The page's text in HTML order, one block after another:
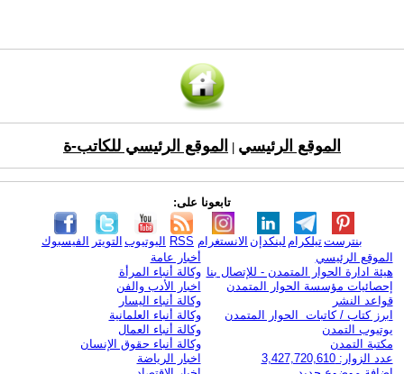
الموقع الرئيسي الموقع الرئيسي للكاتب-ة
تابعونا على:
الفيسبوك التويتر اليوتيوب RSS الانستغرام لينكدإن تيلكرامبنترست
الموقع الرئيسي
هيئة ادارة الحوار المتمدن - للإتصال بنا
إحصائيات مؤسسة الحوار المتمدن
قواعد النشر
ابرز كتاب / كاتبات الحوار المتمدن
يوتيوب التمدن
مكتبة التمدن
عدد الزوار: 3,427,720,610
أخبار عامة
وكالة أنباء المرأة
اخبار الأدب والفن
وكالة أنباء اليسار
وكالة أنباء العلمانية
وكالة أنباء العمال
وكالة أنباء حقوق الإنسان
اخبار الرياضة